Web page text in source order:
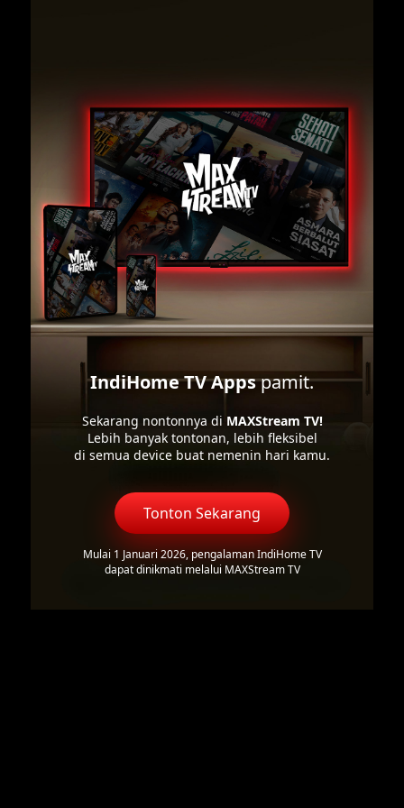
IndiHome TV Appspamit.
Sekarang nontonnya di MAXStream TV!
Lebih banyak tontonan, lebih fleksibel
di semua device buat nemenin hari kamu.
Tonton Sekarang
Mulai 1 Januari 2026, pengalaman IndiHome TV
dapat dinikmati melalui MAXStream TV